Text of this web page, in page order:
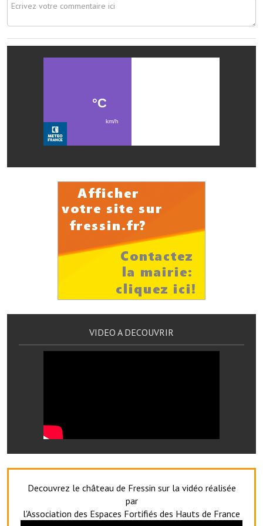
Note de synthèse financière
Rapport d'orientation budgétaire
Procès verbaux des conseils municipaux
Communication
Le bulletin municipal : Fressinfo & Le Fressinois
Le village dans l'intercommunalité
Communauté de communes
L'office de tourisme
Le conseil départemental
Eaux, assainissement
France Renov
Déchets ménagers, tri sélectif, encombrants
VIDEO A DECOUVRIR
Decouvrez le château de Fressin sur la vidéo réalisée
par
l'Association des Espaces Fortifiés des Hauts de France